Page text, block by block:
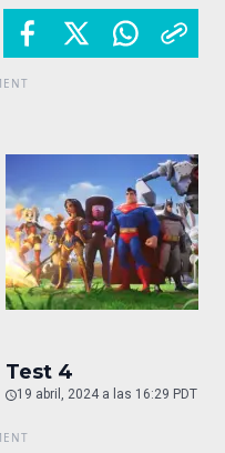
Test 4
19 abril, 2024 a las 16:29 PDT